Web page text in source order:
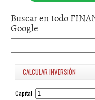
Buscar en todo
Google